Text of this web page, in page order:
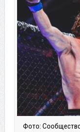
Фото: